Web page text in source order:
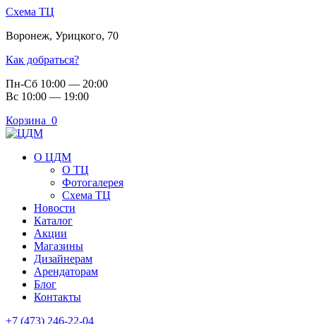
Схема ТЦ
Воронеж, Урицкого, 70
Как добраться?
Пн-Сб 10:00 — 20:00
Вс 10:00 — 19:00
Корзина 0
О ЦДМ
О ТЦ
Фотогалерея
Схема ТЦ
Новости
Каталог
Акции
Магазины
Дизайнерам
Арендаторам
Блог
Контакты
+7 (473) 246-22-04